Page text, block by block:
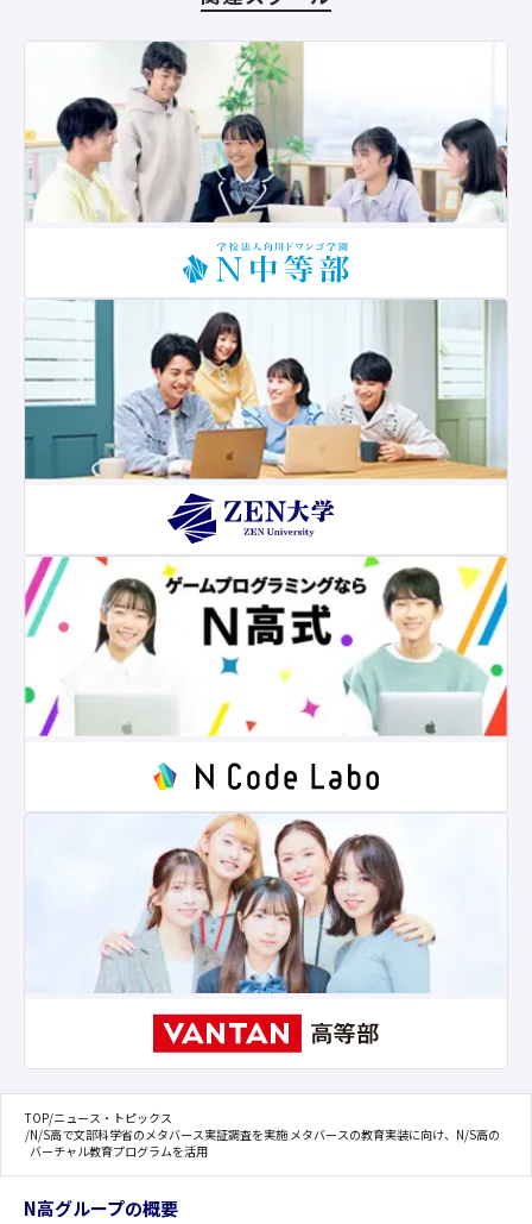
TOP/ニュース・トピックス
/N/S高で文部科学省のメタバース実証調査を実施 メタバースの教育実装に向け、N/S高の
バーチャル教育プログラムを活用
N高グループの概要